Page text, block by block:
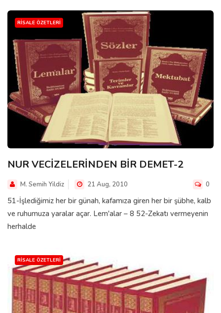
RISALE ÖZETLERI
NUR VECİZELERİNDEN BİR DEMET-2
M. Semih Yildiz 21 Aug, 2010 0
51-İşlediğimiz her bir günah, kafamıza giren her bir şübhe, kalb
ve ruhumuza yaralar açar. Lem'alar – 8 52-Zekatı vermeyenin
herhalde
RISALE ÖZETLERI